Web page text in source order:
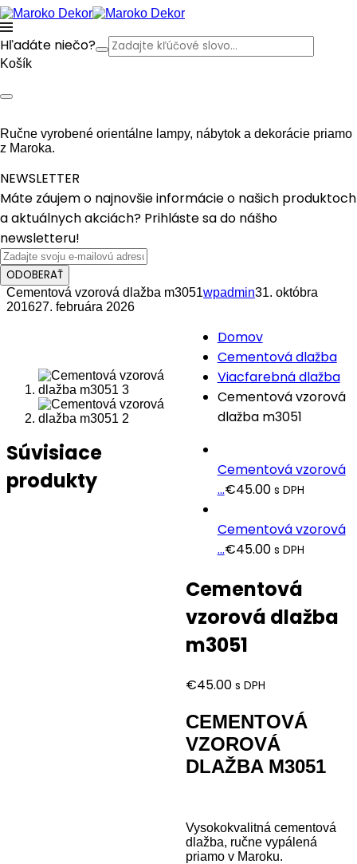
Hľadáte niečo?
Košík
Ručne vyrobené orientálne lampy, nábytok a dekorácie priamo
z Maroka.
NEWSLETTER
Máte záujem o najnovšie informácie o našich produktoch
a aktuálnych akciách? Prihláste sa do nášho
newsletteru!
ODOBERAŤ
Cementová vzorová dlažba m3051wpadmin31. októbra
201627. februára 2026
Domov
Cementová dlažba
Viacfarebná dlažba
Cementová vzorová
dlažba m3051
Cementová vzorová
...€45.00 s DPH
Cementová vzorová
...€45.00 s DPH
Cementová
vzorová dlažba
m3051
€45.00 s DPH
CEMENTOVÁ
VZOROVÁ
DLAŽBA M3051
Vysokokvalitná cementová
dlažba, ručne vypálená
priamo v Maroku.
Súvisiace
produkty